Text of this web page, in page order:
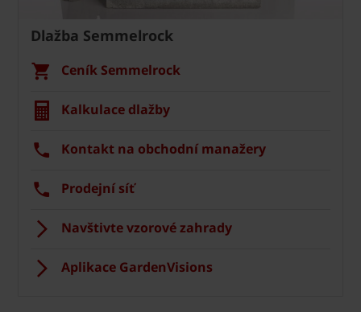
Dlažba Semmelrock
Ceník Semmelrock
Kalkulace dlažby
Kontakt na obchodní manažery
Prodejní síť
Navštivte vzorové zahrady
Aplikace GardenVisions